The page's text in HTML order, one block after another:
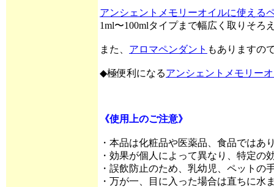
アンシェントメモリーオイルに使える
1ml〜100mlタイプまで幅広く取りそろ
また、 アロマペンダント もありますの
◆極便利になるアンシェントメモリー
《使用上のご注意》
・本品は化粧品や医薬品、食品ではあ
・効果が個人によって異なり、特定の
・誤飲防止のため、乳幼児、ペットの
・万が一、目に入った場合は直ちに水